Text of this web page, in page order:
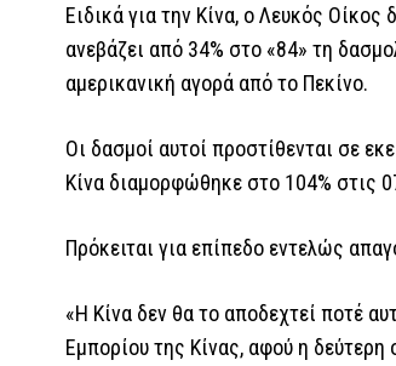
Ειδικά για την Κίνα, ο Λευκός
ανεβάζει από 34% στο «84» τη
αμερικανική αγορά από το Πεκίνο.
Οι δασμοί αυτοί προστίθενται σε
Κίνα διαμορφώθηκε στο 104% στις
Πρόκειται για επίπεδο εντελώς
«Η Κίνα δεν θα το αποδεχτεί ποτέ
Εμπορίου της Κίνας, αφού η